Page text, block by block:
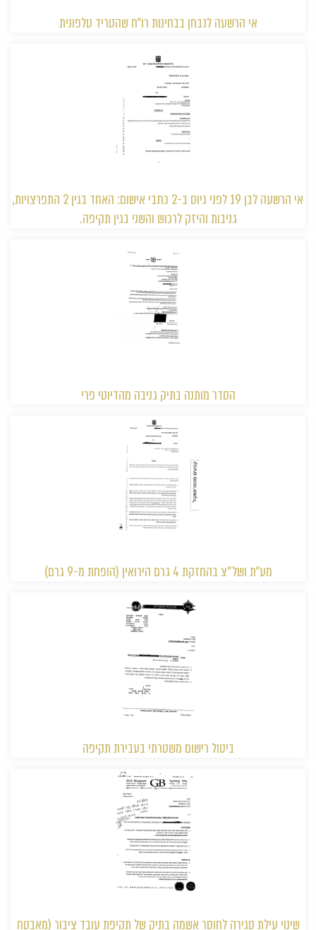
אי הרשעה לנבחן בבחינות רו״ח שהטריד טלפונית
אי הרשעה לבן 19 לפני גיוס ב-2 כתבי אישום: האחד בגין 2 התפרצויות,
גניבות והיזק לרכוש והשני בגין תקיפה.
הסדר מותנה בתיק גניבה מהדיוטי פרי
מע״ת ושל״צ בהחזקת 4 גרם הירואין (הופחת מ-9 גרם)
ביטול רישום משטרתי בעבירת תקיפה
שינוי עילת סגירה לחוסר אשמה בתיק של תקיפת עובד ציבור (מאבטח